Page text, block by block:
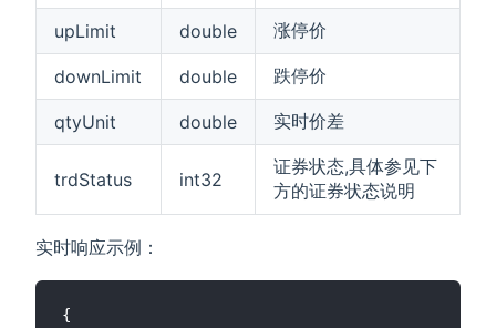
upLimit double 涨停价
downLimit double 跌停价
qtyUnit double 实时价差
trdStatus int32
证券状态,具体参见下
方的证券状态说明
实时响应示例：
{